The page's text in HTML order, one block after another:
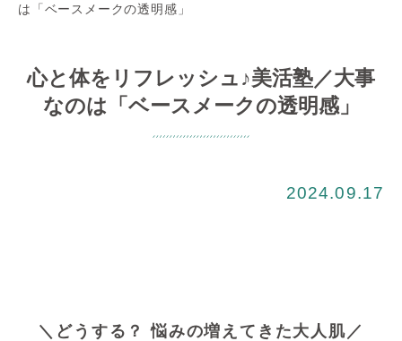
は「ベースメークの透明感」
心と体をリフレッシュ♪美活塾／大事
なのは「ベースメークの透明感」
2024.09.17
＼どうする？ 悩みの増えてきた大人肌／